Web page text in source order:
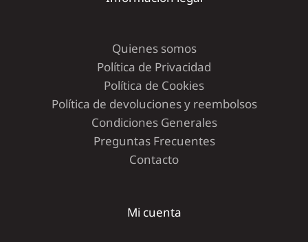
Quienes somos
Política de Privacidad
Política de Cookies
Política de devoluciones y reembolsos
Condiciones Generales
Preguntas Frecuentes
Contacto
Mi cuenta